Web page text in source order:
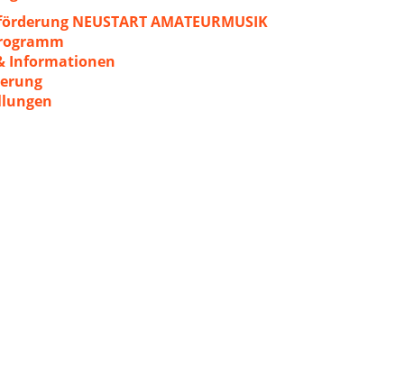
NEUSTART AMATEURMUSIK
Informationen